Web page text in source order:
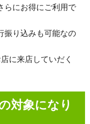
らにお得にご利用で
振り込みも可能なの
に来店していだく
対象になり